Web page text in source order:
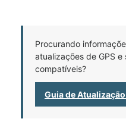
Procurando
atualizações de GPS
compatíveis?
Guia de